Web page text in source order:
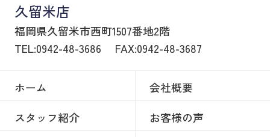
久留米店
福岡県久留米市西町1507番地2階
TEL:0942-48-3686
FAX:0942-48-3687
ホーム
会社概要
スタッフ紹介
お客様の声